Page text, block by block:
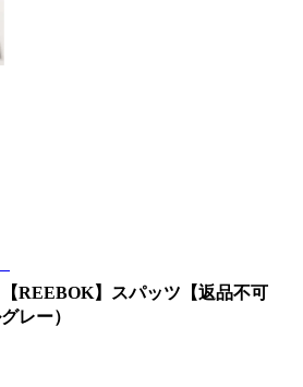
REEBOK】スパッツ【返品不可
レー）